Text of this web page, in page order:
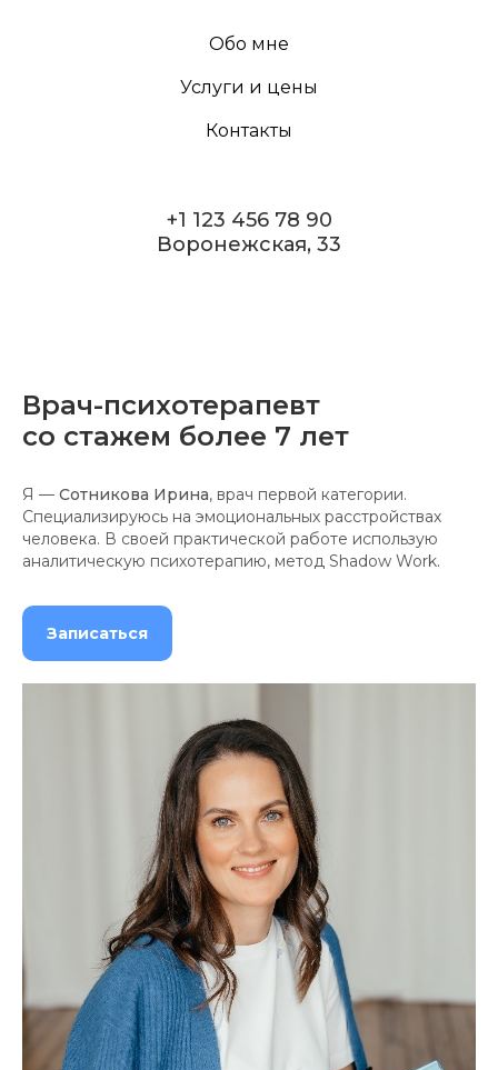
Обо мне
Услуги и цены
Контакты
+1 123 456 78 90
Воронежская, 33
Врач-психотерапевт
со стажем более 7 лет
Я — Сотникова Ирина, врач первой категории.
Специализируюсь на эмоциональных расстройствах
человека. В своей практической работе использую
аналитическую психотерапию, метод Shadow Work.
Записаться